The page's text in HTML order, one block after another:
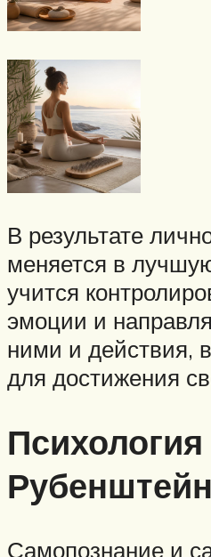
В результате
меняется в
учится
эмоции и
ними и действия,
для достижения
Психология
Самопознание и